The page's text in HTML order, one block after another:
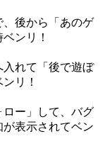
、後から「あのゲ
ンリ！
れて「後で遊ぼ
リ！
ー」して、バグ
表示されてベン